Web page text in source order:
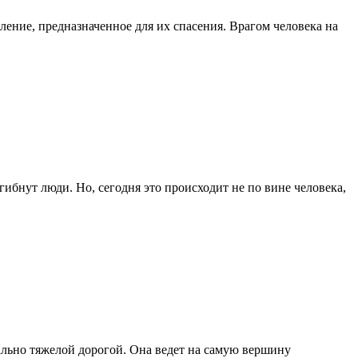
предназначенное для их спасения. Врагом человека на
люди. Но, сегодня это происходит не по вине человека,
тяжелой дорогой. Она ведет на самую вершину